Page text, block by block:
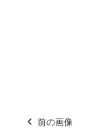
前の画像